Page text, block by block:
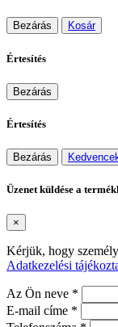
Bezárás Kosár
Értesítés
Bezárás
Értesítés
Bezárás
Üzenet küldése a
×
Kérjük, hogy
Adatkezelési
Az Ön neve *
E-mail címe *